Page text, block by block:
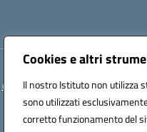
Cookies e altri
Il nostro Istituto non utilizza
sono utilizzati
corretto funzionamento del
ceic8an00r@pec.istruzione.it